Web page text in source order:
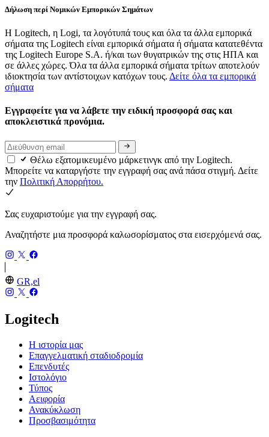
Δήλωση περί Νομικών Εμπορικών Σημάτων
Η Logitech, η Logi, τα λογότυπά τους και όλα τα άλλα εμπορικά
σήματα της Logitech είναι εμπορικά σήματα ή σήματα κατατεθέντα
της Logitech Europe S.A. ή/και των θυγατρικών της στις ΗΠΑ και
σε άλλες χώρες. Όλα τα άλλα εμπορικά σήματα τρίτων αποτελούν
ιδιοκτησία των αντίστοιχων κατόχων τους. Δείτε όλα τα εμπορικά
σήματα
Εγγραφείτε για να λάβετε την ειδική προσφορά σας και
αποκλειστικά προνόμια.
Θέλω εξατομικευμένο μάρκετινγκ από την Logitech.
Μπορείτε να καταργήστε την εγγραφή σας ανά πάσα στιγμή. Δείτε
την Πολιτική Απορρήτου.
Σας ευχαριστούμε για την εγγραφή σας.
Αναζητήστε μια προσφορά καλωσορίσματος στα εισερχόμενά σας.
GR,el
Logitech
Η ιστορία μας
Επαγγελματική σταδιοδρομία
Επενδυτές
Ιστολόγιο
Τύπος
Αειφορία
Ανακύκλωση
Προσβασιμότητα